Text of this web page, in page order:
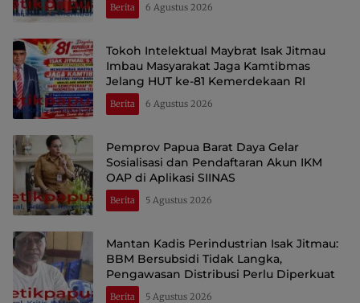
Berita 6 Agustus 2026
Tokoh Intelektual Maybrat Isak Jitmau
Imbau Masyarakat Jaga Kamtibmas
Jelang HUT ke-81 Kemerdekaan RI
Berita 6 Agustus 2026
Pemprov Papua Barat Daya Gelar
Sosialisasi dan Pendaftaran Akun IKM
OAP di Aplikasi SIINAS
Berita 5 Agustus 2026
Mantan Kadis Perindustrian Isak Jitmau:
BBM Bersubsidi Tidak Langka,
Pengawasan Distribusi Perlu Diperkuat
Berita 5 Agustus 2026